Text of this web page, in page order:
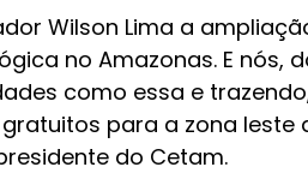
Wilson Lima a
no Amazonas. E nós,
como essa e
para a zona leste
do Cetam.